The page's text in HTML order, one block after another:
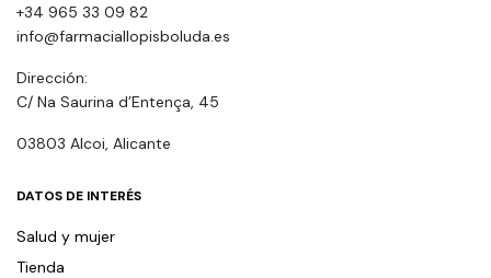
+34 965 33 09 82
info@farmaciallopisboluda.es
Dirección:
C/ Na Saurina d’Entença, 45
03803 Alcoi, Alicante
DATOS DE INTERÉS
Salud y mujer
Tienda